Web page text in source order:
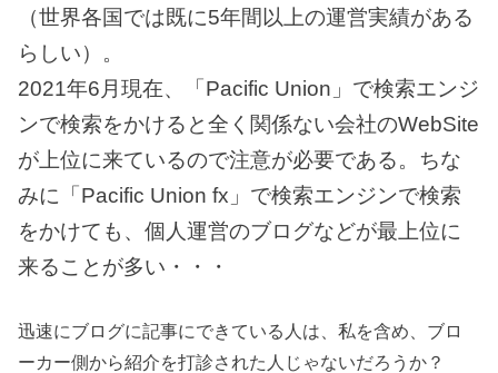
（世界各国では既に5年間以上の運営実績がある
らしい）。
2021年6月現在、「Pacific Union」で検索エンジ
ンで検索をかけると全く関係ない会社のWebSite
が上位に来ているので注意が必要である。ちな
みに「Pacific Union fx」で検索エンジンで検索
をかけても、個人運営のブログなどが最上位に
来ることが多い・・・
迅速にブログに記事にできている人は、私を含め、ブロ
ーカー側から紹介を打診された人じゃないだろうか？